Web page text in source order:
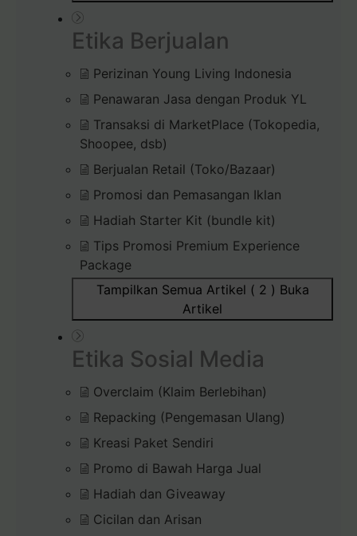
Etika Berjualan
Perizinan Young Living Indonesia
Penawaran Jasa dengan Produk YL
Transaksi di MarketPlace (Tokopedia,
Shoopee, dsb)
Berjualan Retail (Toko/Bazaar)
Promosi dan Pemasangan Iklan
Hadiah Starter Kit (bundle kit)
Tips Promosi Premium Experience
Package
Tampilkan Semua Artikel ( 2 ) Buka
Artikel
Etika Sosial Media
Overclaim (Klaim Berlebihan)
Repacking (Pengemasan Ulang)
Kreasi Paket Sendiri
Promo di Bawah Harga Jual
Hadiah dan Giveaway
Cicilan dan Arisan